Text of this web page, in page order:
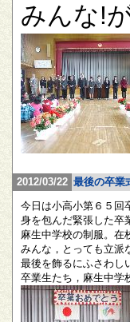
みんな!
2012/03/22 最後の卒業
今日は小高小第６５回
身を包んだ緊張した卒
麻生中学校の制服。在
みんな，とっても立派
最後を飾るにふさわし
卒業生たち，麻生中学